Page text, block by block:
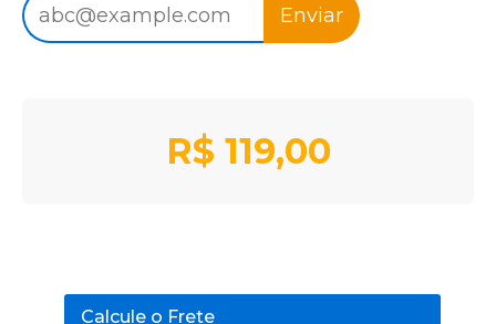
Enviar
R$ 119,00
Calcule o Frete